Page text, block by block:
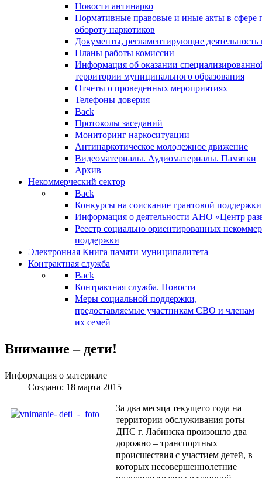
Новости антинарко
Нормативные правовые и иные акты в сфере
обороту наркотиков
Документы, регламентирующие деятельность
Планы работы комиссии
Информация об оказании
территории муниципального образования
Отчеты о проведенных мероприятиях
Телефоны доверия
Back
Протоколы заседаний
Мониторинг наркоситуации
Антинаркотическое молодежное движение
Видеоматериалы. Аудиоматериалы. Памятки
Архив
Некоммерческий сектор
Back
Конкурсы на соискание грантовой поддержки
Информация о деятельности АНО «Центр
Реестр социально ориентированных
поддержки
Электронная Книга памяти муниципалитета
Контрактная служба
Back
Контрактная служба. Новости
Меры социальной поддержки,
предоставляемые участникам СВО и членам
их семей
Внимание – дети!
Информация о материале
Создано: 18 марта 2015
За два месяца текущего года на
территории обслуживания роты
ДПС г. Лабинска произошло два
дорожно – транспортных
происшествия с участием детей, в
которых несовершеннолетние